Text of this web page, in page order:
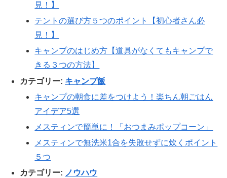
見！】
テントの選び方５つのポイント【初心者さん必
見！】
キャンプのはじめ方【道具がなくてもキャンプで
きる３つの方法】
カテゴリー: キャンプ飯
キャンプの朝食に差をつけよう！楽ちん朝ごはん
アイデア5選
メスティンで簡単に！「おつまみポップコーン」
メスティンで無洗米1合を失敗せずに炊くポイント
５つ
カテゴリー: ノウハウ